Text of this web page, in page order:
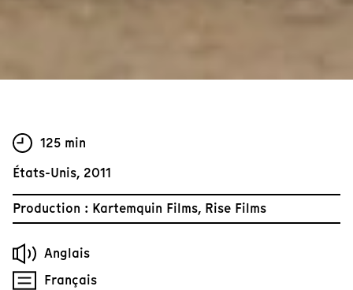
125 min
États-Unis, 2011
Production : Kartemquin Films, Rise Films
Anglais
Français